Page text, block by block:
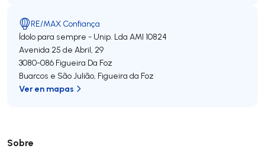
Sobre
RE/MAX Confiança
Ídolo para sempre - Unip. Lda AMI 10824
Avenida 25 de Abril, 29
3080-086 Figueira Da Foz
Buarcos e São Julião, Figueira da Foz
Ver en mapas